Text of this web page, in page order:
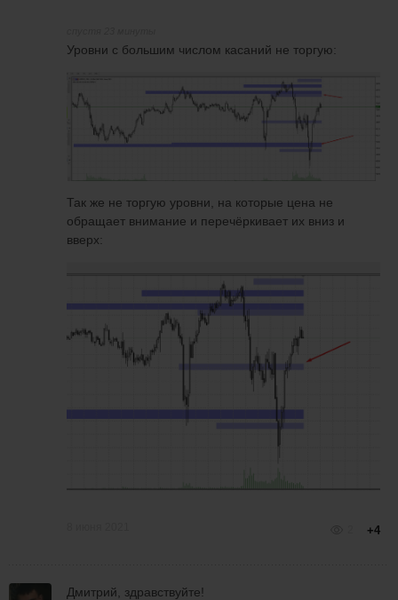
Уровни с большим числом касаний не торгую:
Так же не торгую уровни, на которые цена не
обращает внимание и перечёркивает их вниз и
вверх:
+4
Дмитрий, здравствуйте!